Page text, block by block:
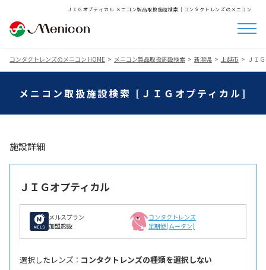
ＪＩＧオプティカル メニコン製品取扱施設検索│コンタクトレンズのメニコン
コンタクトレンズのメニコン HOME メニコン製品取扱施設検索 新潟県 上越市 ＪＩ
メニコン取扱施設検索 [ＪＩＧオプティカル]
施設詳細
ＪＩＧオプティカル
メルスプラン
加盟施設
コンタクトレンズ
定期便(ムータン)
選択したレンズ ： コンタクトレンズの種類を選択しない